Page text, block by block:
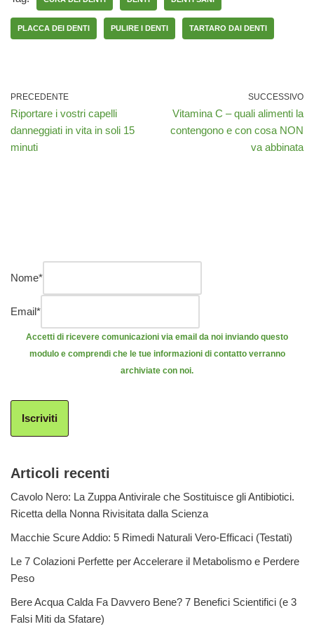
PLACCA DEI DENTI PULIRE I DENTI TARTARO DAI DENTI
PRECEDENTE
Riportare i vostri capelli
danneggiati in vita in soli 15
minuti
SUCCESSIVO
Vitamina C – quali alimenti la
contengono e con cosa NON
va abbinata
Nome*
Email*
Accetti di ricevere comunicazioni via email da noi inviando questo
modulo e comprendi che le tue informazioni di contatto verranno
archiviate con noi.
Iscriviti
Articoli recenti
Cavolo Nero: La Zuppa Antivirale che Sostituisce gli Antibiotici.
Ricetta della Nonna Rivisitata dalla Scienza
Macchie Scure Addio: 5 Rimedi Naturali Vero-Efficaci (Testati)
Le 7 Colazioni Perfette per Accelerare il Metabolismo e Perdere
Peso
Bere Acqua Calda Fa Davvero Bene? 7 Benefici Scientifici (e 3
Falsi Miti da Sfatare)